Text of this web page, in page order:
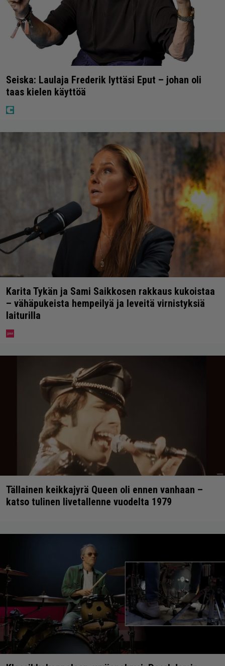
Seiska: Laulaja Frederik lyttäsi Eput – johan oli
taas kielen käyttöä
Karita Tykän ja Sami Saikkosen rakkaus kukoistaa
– vähäpukeista hempeilyä ja leveitä virnistyksiä
laiturilla
Tällainen keikkajyrä Queen oli ennen vanhaan –
katso tulinen livetallenne vuodelta 1979